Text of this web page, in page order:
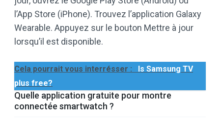
l’App Store (iPhone). Trouvez l’application Galaxy
Wearable. Appuyez sur le bouton Mettre à jour
lorsqu’il est disponible.
Cela pourrait vous interrésser :
Is Samsung TV
plus free?
Quelle application gratuite pour montre
connectée smartwatch ?